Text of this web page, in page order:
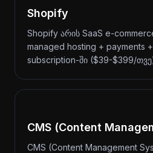
Shopify
Shopify არის SaaS e-
managed hosting + payments
subscription-ში ($39-$399/
CMS (Content
CMS (Content Management